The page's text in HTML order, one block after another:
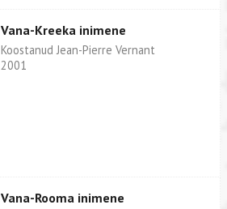
Vana-Kreeka inimene
Koostanud Jean-Pierre Vernant
2001
Vana-Rooma inimene